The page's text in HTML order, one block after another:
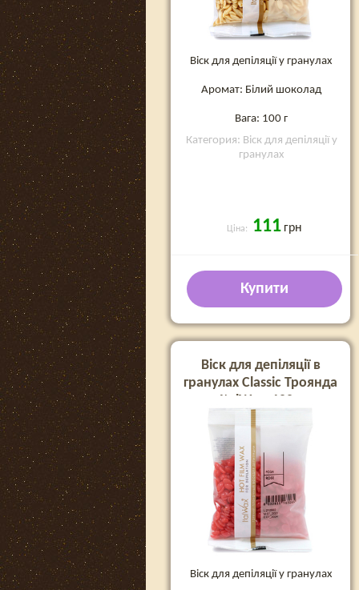
Віск для депіляції у гранулах
Аромат: Білий шоколад
Вага: 100 г
Категория: Віск для депіляції у
гранулах
Ціна: 111 грн
Купити
Віск для депіляції в
гранулах Classic Троянда
ItalWax, 100 г
Віск для депіляції у гранулах